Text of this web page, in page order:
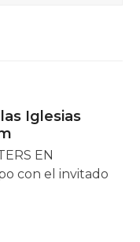
Iglesias
EN
con el invitado